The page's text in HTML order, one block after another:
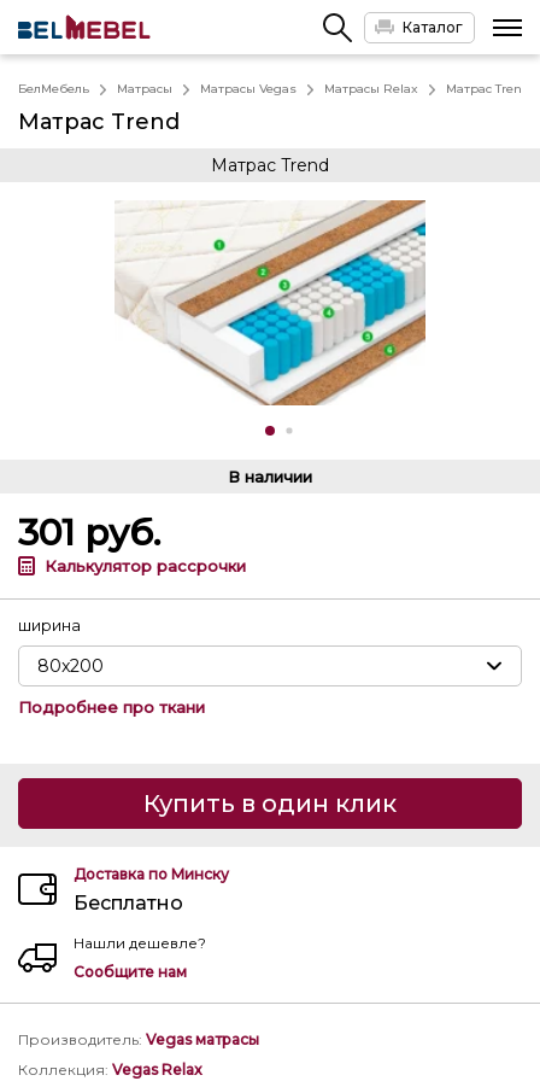
Каталог
БелМебель Матрасы Матрасы Vegas Матрасы Relax Матрас Trend
Матрас Trend
Матрас Trend
В наличии
301 руб.
Калькулятор рассрочки
ширина
Подробнее про ткани
Купить в один клик
Доставка по Минску
Бесплатно
Нашли дешевле?
Сообщите нам
Производитель: Vegas матрасы
Коллекция: Vegas Relax